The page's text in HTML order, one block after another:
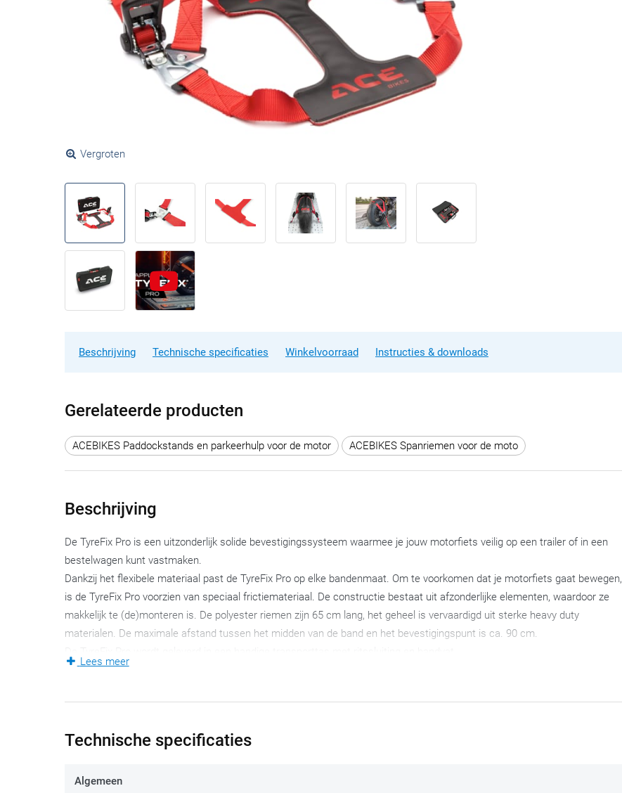
Vergroten
Beschrijving Technische specificaties Winkelvoorraad Instructies & downloads
Gerelateerde producten
ACEBIKES Paddockstands en parkeerhulp voor de motor ACEBIKES Spanriemen voor de moto
Beschrijving
De TyreFix Pro is een uitzonderlijk solide bevestigingssysteem waarmee je jouw motorfiets veilig op een trailer of in een
bestelwagen kunt vastmaken.
Dankzij het flexibele materiaal past de TyreFix Pro op elke bandenmaat. Om te voorkomen dat je motorfiets gaat bewegen,
is de TyreFix Pro voorzien van speciaal frictiemateriaal. De constructie bestaat uit afzonderlijke elementen, waardoor ze
makkelijk te (de)monteren is. De polyester riemen zijn 65 cm lang, het geheel is vervaardigd uit sterke heavy duty
materialen. De maximale afstand tussen het midden van de band en het bevestigingspunt is ca. 90 cm.
montage van de TyreFix Pro iets omslachtiger omdat hij tussen de band en het spatbord geschoven moet worden.
Technische gegevens:
Past op elke motorfiets en bandenmaat
Lees meer
Technische specificaties
Algemeen